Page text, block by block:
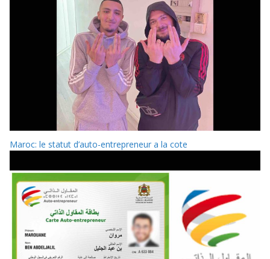
Maroc: le statut d’auto-entrepreneur a la cote